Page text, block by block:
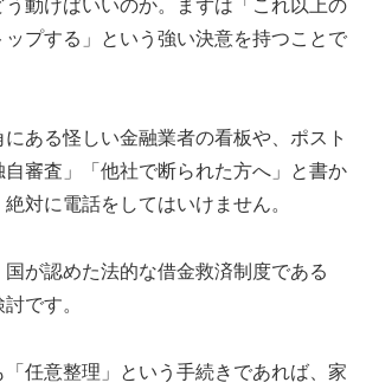
う動けばいいのか。まずは「これ以上の
プする」という強い決意を持つことで
ある怪しい金融業者の看板や、ポスト
自審査」「他社で断られた方へ」と書か
対に電話をしてはいけません。
が認めた法的な借金救済制度である
です。
任意整理」という手続きであれば、家